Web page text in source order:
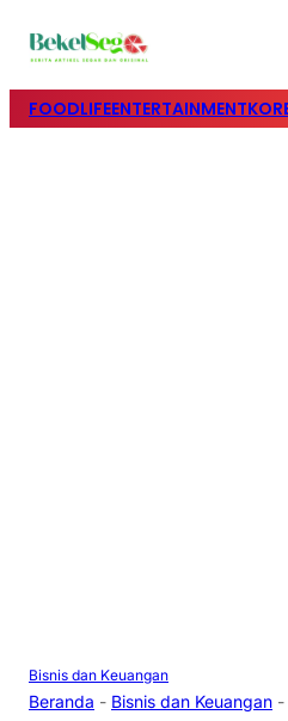
FOODLIFEENTERTAINMENT
Bisnis dan Keuangan
Beranda - Bisnis dan Keuangan -